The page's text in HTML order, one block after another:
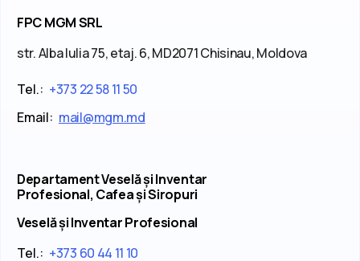
FPC MGM SRL
str. Alba Iulia 75, etaj. 6, MD2071 Chisinau, Moldova
Tel.: +373 22 58 11 50
Email: mail@mgm.md
Departament Veselă și Inventar
Profesional, Cafea și Siropuri
Veselă și Inventar Profesional
Tel.: +373 60 44 11 10